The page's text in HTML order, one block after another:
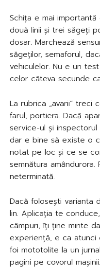
Schița e mai
două linii și trei săgeți
dosar. Marchează
săgeților, semaforul,
vehiculelor. Nu e un
celor câteva secunde
La rubrica „avarii” treci
farul, portiera. Dacă
service-ul și
dar e bine să existe o
notat pe loc și ce se
semnătura
neterminată.
Dacă folosești varianta
lin. Aplicația te
câmpuri, îți ține minte
experiență, e ca
foi mototolite la un
pagini pe covorul mașinii.